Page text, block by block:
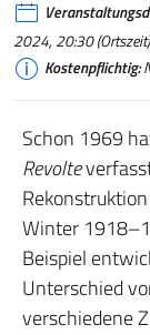
2024, 20:30 (Ortszeit)
Kostenpflichtig:
Schon 1969
Revolte
Winter
Beispiel
Unterschied
verschiedene